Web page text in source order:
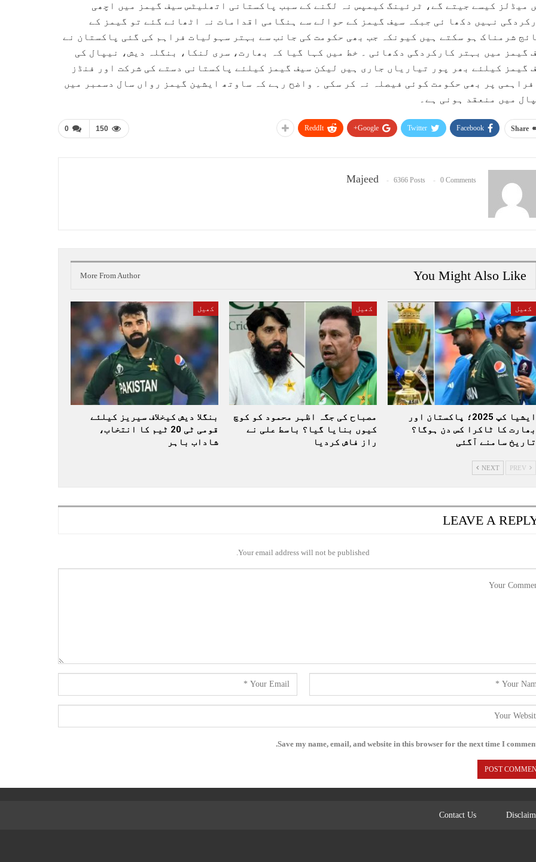
میڈلز کیسے جیتے گے، ٹرئینگ کیمپس نہ لگنے کے سبب پاکستانی اتھلیٹس سیف گیمز میں اچھی
نہیں دکھا ئی جبکہ سیف گیمز کے حوالے سے ہنگامی اقدامات نہ اٹھائے گئے تو گیمز کے
شرمناک ہو سکتے ہیں کیونکہ جب بھی حکومت کی جانب سے بہتر سہولیات فراہم کی گئی پاکستان نے
گیمز میں بہتر کارکردگی دکھائی ۔ خط میں کہا گیا کہ بھارت، سری لنکا، بنگلہ دیش، نیپال کی
گیمز کیلئے بھر پور تیاریاں جاری ہیں لیکن سیف گیمز کیلئے پاکستانی دستے کی شرکت اور فنڈز
فراہمی پر بھی حکومت کوئی فیصلہ نہ کر سکی ۔ واضح رہے کہ ساوتھ ایشین گیمز رواں سال دسمبر میں
میں منعقد ہونی ہے۔
0 150 Share
Facebook
Twitter
Google+
ReddIt
Majeed 6366 Posts 0 Comments
You Might Also Like
More From Author
کھیل
ایشیا کپ 2025؛ پاکستان اور
بھارت کا ٹاکرا کس دن ہوگا؟
تاریخ سامنے آگئی
کھیل
مصباح کی جگہ اظہر محمود کو کوچ
کیوں بنایا گیا؟ باسط علی نے
راز فاش کردیا
کھیل
بنگلا دیش کیخلاف سیریز کیلئے
قومی ٹی 20 ٹیم کا انتخاب،
شاداب باہر
NEXT
LEAVE A
Your email address will not be published.
Save my name, email, and website in this browser for the next time I
Contact Us